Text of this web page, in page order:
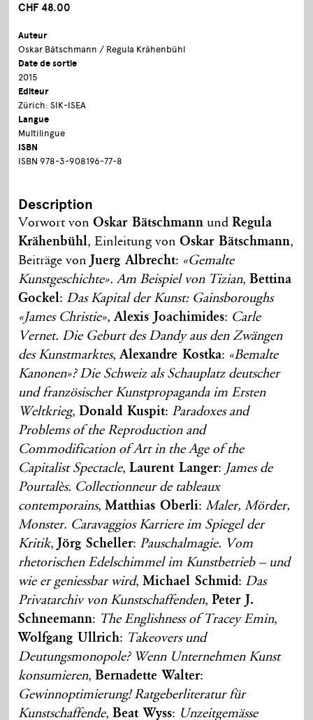
CHF 48.00
Auteur
Oskar Bätschmann / Regula Krähenbühl
Date de sortie
2015
Editeur
Zürich: SIK-ISEA
Langue
Multilingue
ISBN
ISBN 978-3-908196-77-8
Description
Vorwort vonOskar Bätschmann undRegula
Krähenbühl, Einleitung vonOskar Bätschmann,
Beiträge von Juerg Albrecht: «Gemalte
Kunstgeschichte». Am Beispiel von Tizian,Bettina
Gockel: Das Kapital der Kunst: Gainsboroughs
«James Christie»,Alexis Joachimides: Carle
Vernet. Die Geburt des Dandy aus den Zwängen
des Kunstmarktes,Alexandre Kostka: «Bemalte
Kanonen»? Die Schweiz als Schauplatz deutscher
und französischer Kunstpropaganda im Ersten
Weltkrieg,Donald Kuspit: Paradoxes and
Problems of the Reproduction and
Commodification of Art in the Age of the
Capitalist Spectacle,Laurent Langer: James de
Pourtalès. Collectionneur de tableaux
contemporains,Matthias Oberli:Maler, Mörder,
Monster. Caravaggios Karriere im Spiegel der
Kritik, Jörg Scheller: Pauschalmagie. Vom
rhetorischen Edelschimmel im Kunstbetrieb – und
wie er geniessbar wird,Michael Schmid: Das
Privatarchiv von Kunstschaffenden,Peter J.
Schneemann: The Englishness of Tracey Emin,
Wolfgang Ullrich: Takeovers und
Deutungsmonopole? Wenn Unternehmen Kunst
konsumieren,Bernadette Walter:
Gewinnoptimierung! Ratgeberliteratur für
Kunstschaffende,Beat Wyss: Unzeitgemässe